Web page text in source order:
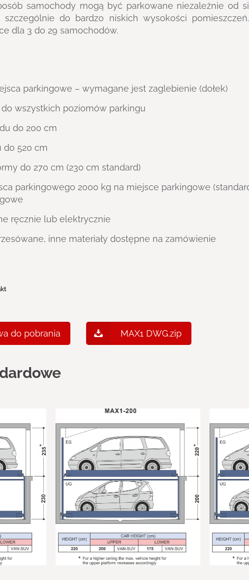
samochody mogą być parkowane niezależnie od
do bardzo niskich wysokości
dla 3 do 29 samochodów.
parkingowe – wymagane jest zaglebienie (dołek)
do wszystkich poziomów parkingu
do 200 cm
do 520 cm
do 270 cm (230 cm standard)
parkingowego 2000 kg na miejsce parkingowe
ręcznie lub elektrycznie
inne materiały dostępne na zamówienie
do pobrania MAX1 DWG.zip